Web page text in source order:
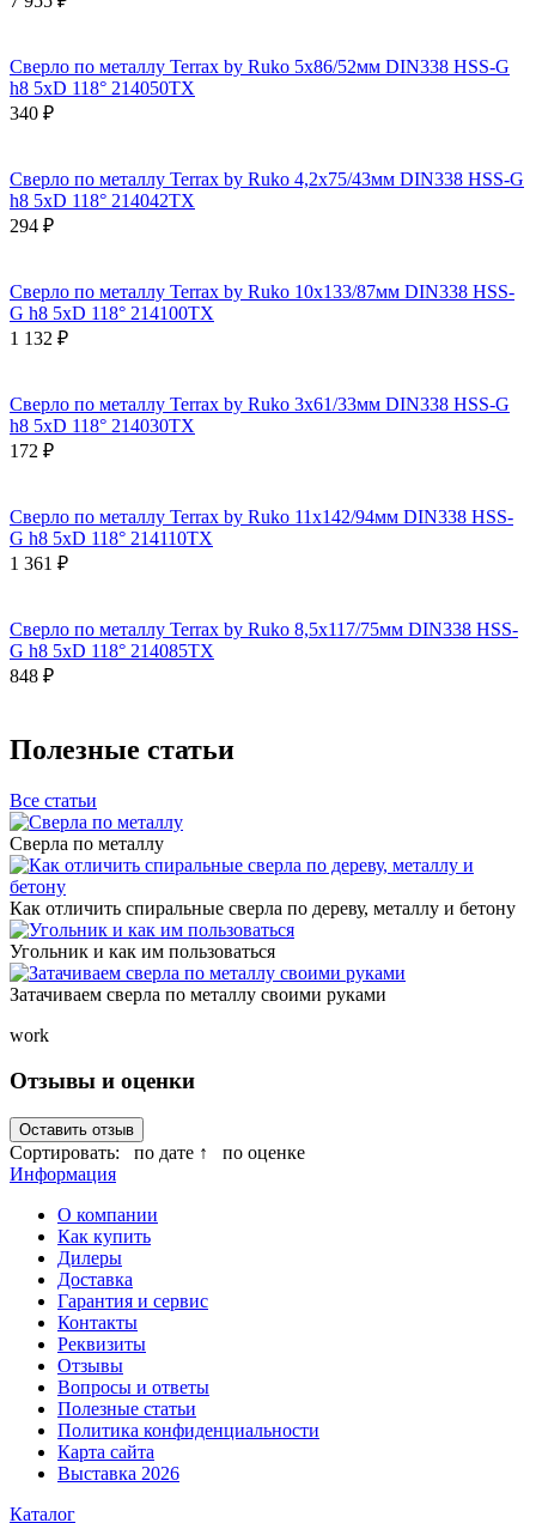
Сверло по металлу Terrax by Ruko 5x86/52мм DIN338 HSS-G
h8 5xD 118° 214050TX
340 ₽
Сверло по металлу Terrax by Ruko 4,2x75/43мм DIN338 HSS-G
h8 5xD 118° 214042TX
294 ₽
Сверло по металлу Terrax by Ruko 10x133/87мм DIN338 HSS-
G h8 5xD 118° 214100TX
1 132 ₽
Сверло по металлу Terrax by Ruko 3x61/33мм DIN338 HSS-G
h8 5xD 118° 214030TX
172 ₽
Сверло по металлу Terrax by Ruko 11x142/94мм DIN338 HSS-
G h8 5xD 118° 214110TX
1 361 ₽
Сверло по металлу Terrax by Ruko 8,5x117/75мм DIN338 HSS-
G h8 5xD 118° 214085TX
848 ₽
Полезные статьи
Все статьи
Сверла по металлу
Как отличить спиральные сверла по дереву, металлу и бетону
Угольник и как им пользоваться
Затачиваем сверла по металлу своими руками
work
Отзывы и оценки
Оставить отзыв
Сортировать: по дате ↑
по оценке
Информация
О компании
Как купить
Дилеры
Доставка
Гарантия и сервис
Контакты
Реквизиты
Отзывы
Вопросы и ответы
Полезные статьи
Политика конфиденциальности
Карта сайта
Выставка 2026
Каталог